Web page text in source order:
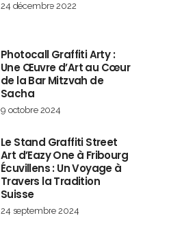
24 décembre 2022
Photocall Graffiti Arty :
Une Œuvre d’Art au Cœur
de la Bar Mitzvah de
Sacha
9 octobre 2024
Le Stand Graffiti Street
Art d’Eazy One à Fribourg
Écuvillens : Un Voyage à
Travers la Tradition
Suisse
24 septembre 2024